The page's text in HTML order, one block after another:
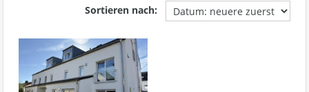
Sortieren nach: